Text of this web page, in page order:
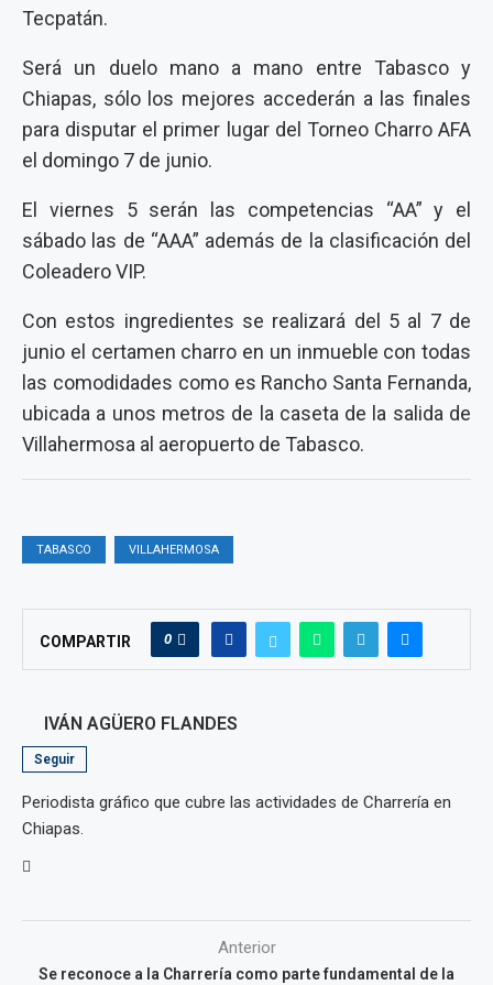
Tecpatán.
Será un duelo mano a mano entre Tabasco y
Chiapas, sólo los mejores accederán a las finales
para disputar el primer lugar del Torneo Charro AFA
el domingo 7 de junio.
El viernes 5 serán las competencias “AA” y el
sábado las de “AAA” además de la clasificación del
Coleadero VIP.
Con estos ingredientes se realizará del 5 al 7 de
junio el certamen charro en un inmueble con todas
las comodidades como es Rancho Santa Fernanda,
ubicada a unos metros de la caseta de la salida de
Villahermosa al aeropuerto de Tabasco.
TABASCO VILLAHERMOSA
COMPARTIR 0
IVÁN AGÜERO FLANDES
Seguir
Periodista gráfico que cubre las actividades de Charrería en
Chiapas.
Anterior
Se reconoce a la Charrería como parte fundamental de la